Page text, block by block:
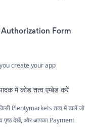
Form
create your app
में कोड तत्व एम्बेड करें
Plentymarkets तत्व में डालें जो
पृष्ठ देखें, और आपका Payment